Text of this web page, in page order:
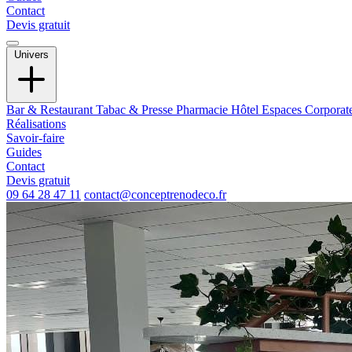
Contact
Devis gratuit
Univers
Bar & Restaurant Tabac & Presse Pharmacie Hôtel Espaces
Réalisations
Savoir-faire
Guides
Contact
Devis gratuit
09 64 28 47 11 contact@conceptrenodeco.fr